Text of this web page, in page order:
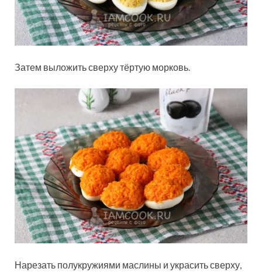
Затем выложить сверху тёртую морковь.
Нарезать полукружиями маслины и украсить сверху,